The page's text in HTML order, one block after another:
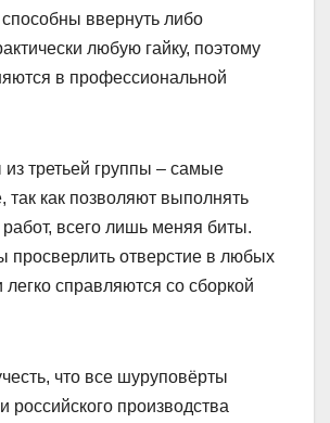
ввернуть либо
любую гайку, поэтому
в профессиональной
третьей группы – самые
так как позволяют выполнять
всего лишь меняя биты.
просверлить отверстие в любых
легко справляются со сборкой
что все шуруповёрты
российского производства